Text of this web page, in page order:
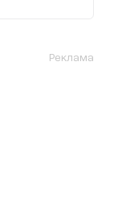
Реклама